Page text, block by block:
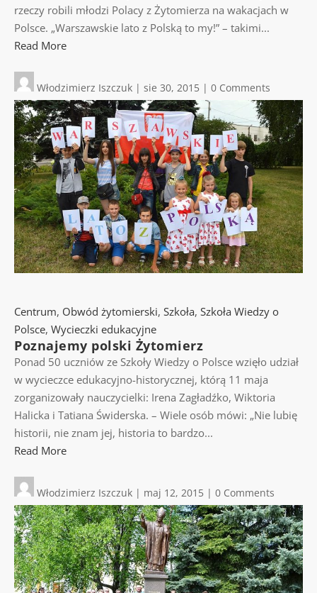
rzeczy robili młodzi Polacy z Żytomierza na wakacjach w
Polsce. „Warszawskie lato z Polską to my!” – takimi...
Read More
Włodzimierz Iszczuk |sie 30, 2015 |0 Comments
Centrum, Obwód żytomierski,Szkoła,Szkoła Wiedzy o
Polsce,Wycieczki edukacyjne
Poznajemy polski Żytomierz
Ponad 50 uczniów ze Szkoły Wiedzy o Polsce wzięło udział
w wycieczce edukacyjno-historycznej, którą 11 maja
zorganizowały nauczycielki: Irena Zagładźko, Wiktoria
Halicka i Tatiana Świderska. – Wiele osób mówi: „Nie lubię
historii, nie znam jej, historia to bardzo...
Read More
Włodzimierz Iszczuk | maj 12, 2015 |0 Comments